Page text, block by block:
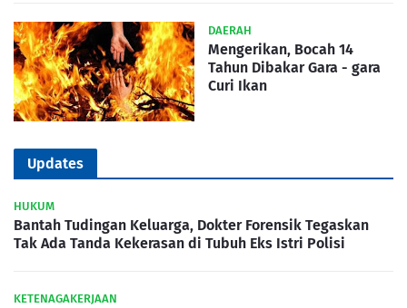
DAERAH
Mengerikan, Bocah 14
Tahun Dibakar Gara - gara
Curi Ikan
Updates
HUKUM
Bantah Tudingan Keluarga, Dokter Forensik Tegaskan
Tak Ada Tanda Kekerasan di Tubuh Eks Istri Polisi
KETENAGAKERJAAN